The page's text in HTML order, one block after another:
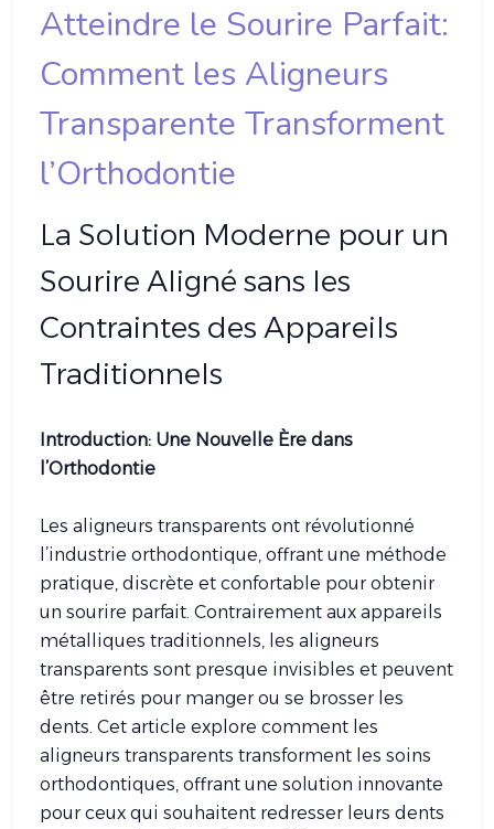
Atteindre le Sourire Parfait:
Comment les Aligneurs
Transparente Transforment
l’Orthodontie
La Solution Moderne pour un
Sourire Aligné sans les
Contraintes des Appareils
Traditionnels
Introduction: Une Nouvelle Ère dans
l’Orthodontie
Les aligneurs transparents ont révolutionné
l’industrie orthodontique, offrant une méthode
pratique, discrète et confortable pour obtenir
un sourire parfait. Contrairement aux appareils
métalliques traditionnels, les aligneurs
transparents sont presque invisibles et peuvent
être retirés pour manger ou se brosser les
dents. Cet article explore comment les
aligneurs transparents transforment les soins
orthodontiques, offrant une solution innovante
pour ceux qui souhaitent redresser leurs dents